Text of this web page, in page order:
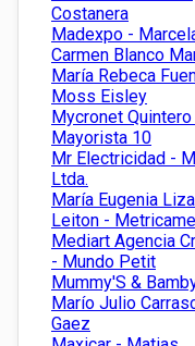
Costanera
Madexpo -
Carmen Blanco
María Rebeca
Moss Eisley
Mycronet Quintero
Mayorista 10
Mr Electricidad -
Ltda.
María Eugenia
Leiton -
Mediart Agencia
- Mundo Petit
Mummy'S &
Marío Julio
Gaez